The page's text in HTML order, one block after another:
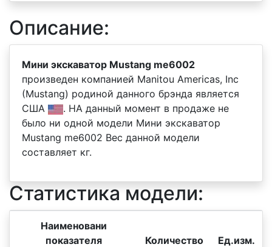
Описание:
Мини экскаватор Mustang me6002
произведен компанией Manitou Americas, Inc
(Mustang) родиной данного брэнда является
США
. НА данный момент в продаже не
было ни одной модели Мини экскаватор
Mustang me6002 Вес данной модели
составляет кг.
Статистика модели:
Наименовани
показателя
Количество Ед.изм.